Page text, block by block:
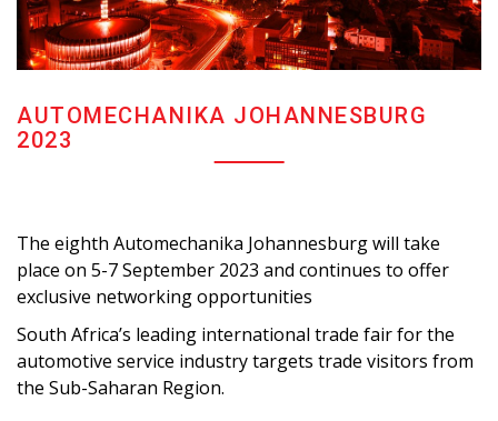
AUTOMECHANIKA JOHANNESBURG
2023
The eighth Automechanika Johannesburg will take
place on 5-7 September 2023 and continues to offer
exclusive networking opportunities
South Africa’s leading international trade fair for the
automotive service industry targets trade visitors from
the Sub-Saharan Region.